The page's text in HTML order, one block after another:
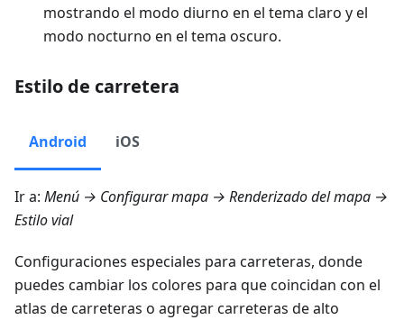
mostrando el modo diurno en el tema claro y el
modo nocturno en el tema oscuro.
Estilo de carretera
Android iOS
Ir a: Menú → Configurar mapa → Renderizado del mapa →
Estilo vial
Configuraciones especiales para carreteras, donde
puedes cambiar los colores para que coincidan con el
atlas de carreteras o agregar carreteras de alto